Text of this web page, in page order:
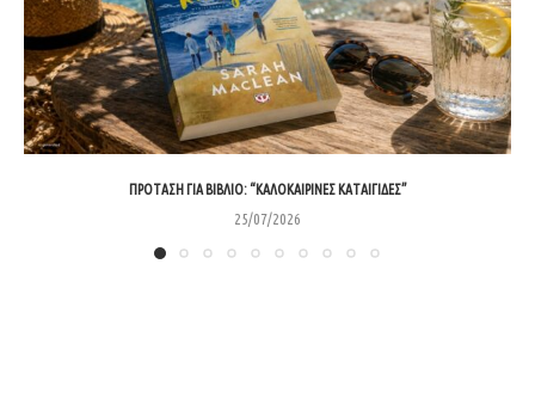
ΠΡΌΤΑΣΗ ΓΙΑ ΒΙΒΛΊΟ: “ΚΑΛΟΚΑΙΡΙΝΈΣ ΚΑΤΑΙΓΊΔΕΣ”
25/07/2026